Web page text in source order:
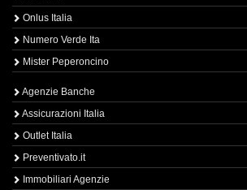
Onlus Italia
Numero Verde Ita
Mister Peperoncino
Agenzie Banche
Assicurazioni Italia
Outlet Italia
Preventivato.it
Immobiliari Agenzie